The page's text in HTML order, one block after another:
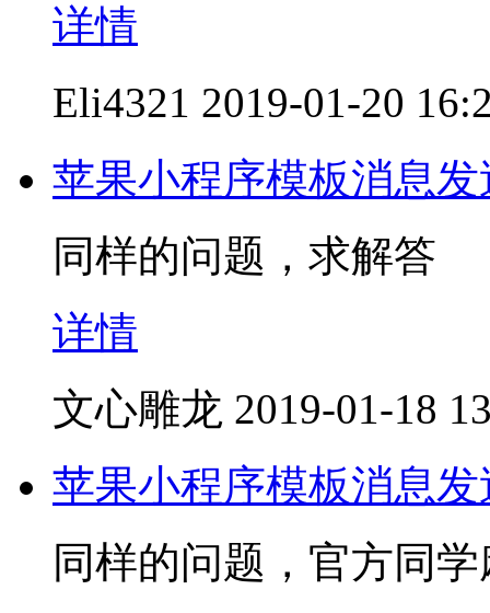
详情
Eli4321 2019-01-20
苹果小程序模板消息
同样的问题，求解答
详情
文心雕龙 2019-01-18
苹果小程序模板消息
同样的问题，官方同